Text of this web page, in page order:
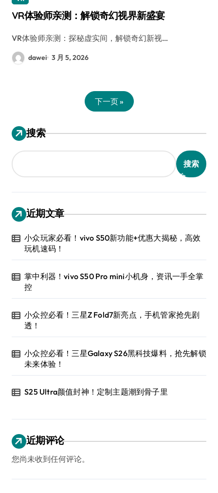
VR体验师亲测：解锁奇幻视界新盛宴
VR体验师亲测：探秘虚实间，解锁奇幻新视…
dawei 3 月 5, 2026
下一页 »
搜索
搜索
近期文章
小众玩家必看！vivo S50新功能+优惠大揭秘，高效
玩机速码！
掌中利器！vivo S50 Pro mini小机身，资讯一手全掌
控
小众控必看！三星Z Fold7新亮点，手机管家抢先剧
透！
小众控必看！三星Galaxy S26黑科技爆料，抢先解锁
未来体验！
S25 Ultra颜值封神！定制主题潮到骨子里
近期评论
您尚未收到任何评论。